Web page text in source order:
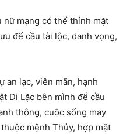
mạng có thể thỉnh mặt
để cầu tài lộc, danh vọng,
an lạc, viên mãn, hạnh
Di Lặc bên mình để cầu
thông, cuộc sống may
mệnh Thủy, hợp mặt